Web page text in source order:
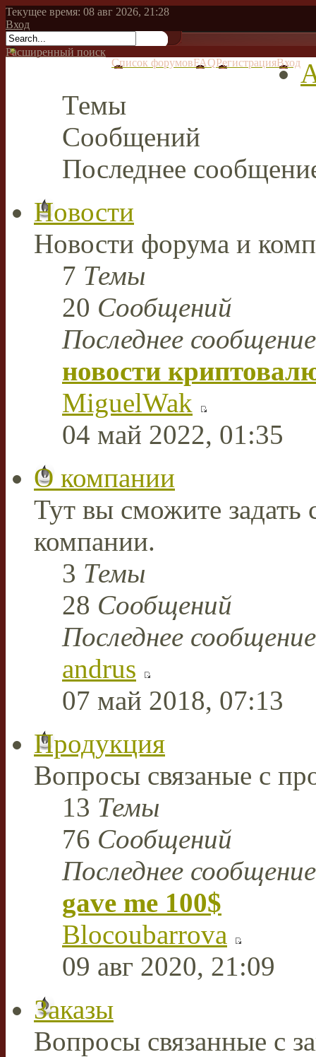
Текущее время: 08 авг 2026, 21:28
Вход
Расширенный поиск
Список форумовFAQРегистрацияВход
Темы
Сообщений
Последнее
Новости
Новости форума и
7 Темы
20 Сообщений
Последнее сообщение
новости
MiguelWak
04 май 2022, 01:35
О компании
Тут вы сможите
компании.
3 Темы
28 Сообщений
Последнее сообщение
andrus
07 май 2018, 07:13
Продукция
Вопросы связаные с
13 Темы
76 Сообщений
Последнее сообщение
gave me 100$
Blocoubarrova
09 авг 2020, 21:09
Заказы
Вопросы связанные с